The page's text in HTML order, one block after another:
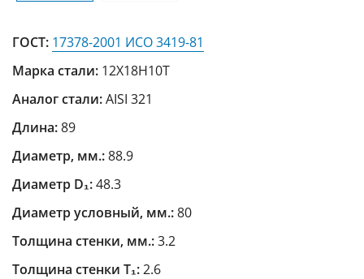
ГОСТ: 17378-2001 ИСО 3419-81
Марка стали: 12Х18Н10Т
Аналог стали:AISI 321
Длина:89
Диаметр, мм.:88.9
Диаметр D₁:48.3
Диаметр условный, мм.:80
Толщина стенки, мм.:3.2
Толщина стенки Т₁:2.6